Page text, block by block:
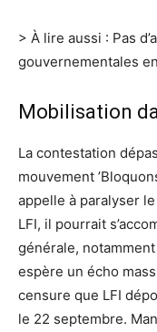
> À lire aussi : Pas
gouvernementales
Mobilisation
La contestation
mouvement
appelle à paralyser
LFI, il pourrait
générale,
espère un écho
censure que LFI
le 22 septembre.